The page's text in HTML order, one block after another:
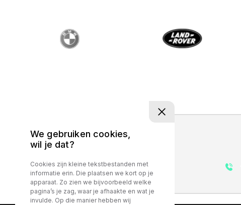
We gebruiken cookies,
wil je dat?
Cookies zijn kleine tekstbestanden met
informatie erin. Die plaatsen we kort op je
apparaat. Zo zien we bijvoorbeeld welke
pagina’s je zag, waar je afhaakte en wat je
invulde. Op die manier hebben wij